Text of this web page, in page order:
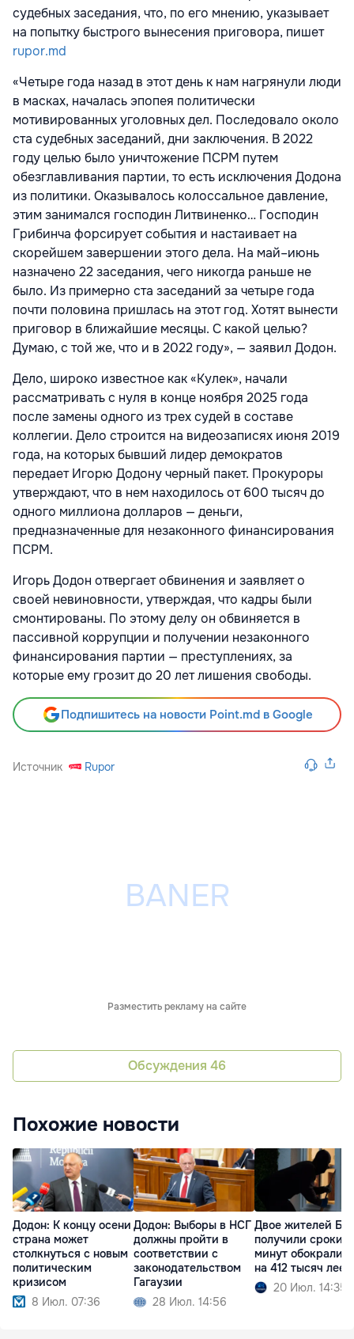
судебных заседания, что, по его мнению, указывает
на попытку быстрого вынесения приговора, пишет
rupor.md
«Четыре года назад в этот день к нам нагрянули люди
в масках, началась эпопея политически
мотивированных уголовных дел. Последовало около
ста судебных заседаний, дни заключения. В 2022
году целью было уничтожение ПСРМ путем
обезглавливания партии, то есть исключения Додона
из политики. Оказывалось колоссальное давление,
этим занимался господин Литвиненко… Господин
Грибинча форсирует события и настаивает на
скорейшем завершении этого дела. На май–июнь
назначено 22 заседания, чего никогда раньше не
было. Из примерно ста заседаний за четыре года
почти половина пришлась на этот год. Хотят вынести
приговор в ближайшие месяцы. С какой целью?
Думаю, с той же, что и в 2022 году», — заявил Додон.
Дело, широко известное как «Кулек», начали
рассматривать с нуля в конце ноября 2025 года
после замены одного из трех судей в составе
коллегии. Дело строится на видеозаписях июня 2019
года, на которых бывший лидер демократов
передает Игорю Додону черный пакет. Прокуроры
утверждают, что в нем находилось от 600 тысяч до
одного миллиона долларов — деньги,
предназначенные для незаконного финансирования
ПСРМ.
Игорь Додон отвергает обвинения и заявляет о
своей невиновности, утверждая, что кадры были
смонтированы. По этому делу он обвиняется в
пассивной коррупции и получении незаконного
финансирования партии — преступлениях, за
которые ему грозит до 20 лет лишения свободы.
Подпишитесь на новости Point.md в Google
Источник Rupor
Разместить рекламу на сайте
Обсуждения 46
Похожие новости
Додон: К концу осени
страна может
столкнуться с новым
политическим
кризисом
8 Июл. 07:36
Додон: Выборы в НСГ
должны пройти в
соответствии с
законодательством
Гагаузии
28 Июл. 14:56
Двое жителей
получили сроки:
минут обокрали
на 412 тысяч леев
20 Июл. 14:35